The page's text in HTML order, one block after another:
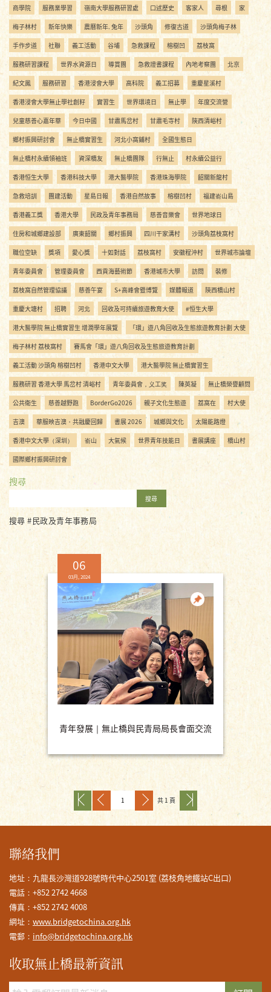
商學院 服務業學習 嶺南大學服務研習處 口述歷史 客家人 尋根 家
梅子林村 新年快樂 農曆新年. 兔年 沙頭角 修復古道 沙頭角梅子林
手作步道 社聯 義工活動 谷埔 急救課程 榕樹凹 荔枝窩
服務研習課程 世界水資源日 導賞團 急救證書課程 內地考察團 北京
紀文鳳 服務研習 香港浸會大學 高科院 義工招募 重慶星溪村
香港浸會大學無止學社創籽 實習生 世界環境日 無止學 年度交流營
兒童慈善心嘉年華 今日中國 甘肅馬岔村 甘肅毛寺村 陝西清峪村
鄉村振興研討會 無止橋實習生 河北小窩鋪村 全國生態日
無止橋村永續領袖班 資深橋友 無止橋團隊 行無止 村永續公益行
香港恒生大學 香港科技大學 港大醫學院 香港珠海學院 韶關新龍村
急救培訓 團建活動 星島日報 香港自然故事 榕樹凹村 福建嵛山島
香港義工獎 香港大學 民政及青年事務局 慈善音樂會 世界地球日
住房和城鄉建設部 廣東韶關 鄉村振興 四川干家溝村 沙頭角荔枝窩村
職位空缺 獎項 愛心獎 十如對話 荔枝窩村 安徽程沖村 世界城市論壇
青年委員會 管理委員會 西貢海藝術節 香港城市大學 訪問 裝修
荔枝窩自然管理協議 慈善午宴 S+高峰會暨博覽 媒體報道 陝西橋山村
重慶大塘村 招聘 河北 回收及可持續旅遊教育大使 #恒生大學
港大醫學院 無止橋實習生 增潤學年展覽 「環」遊八角回收及生態旅遊教育計劃 大使
梅子林村 荔枝窩村 賽馬會「環」遊八角回收及生態旅遊教育計劃
義工活動 沙頭角 榕樹凹村 香港中文大學 港大醫學院 無止橋實習生
服務研習 香港大學 馬岔村 清峪村 青年委員會，义工奖 陳英凝 無止橋榮譽顧問
公共衛生 慈善越野跑 BorderGo2026 親子文化生態遊 荔窩在 村大使
吉澳 華服映吉澳・共融慶回歸 書展 2026 城鄉與文化 太陽能路燈
香港中文大學（深圳） 嵛山 大氣候 世界青年技能日 書展講座 橋山村
國際鄉村振興研討會
搜尋
搜尋
搜尋 #民政及青年事務局
06
03月, 2024
青年發展｜無止橋與民青局局長會面交流
共 1 頁
聯絡我們
地址：九龍長沙灣道928號時代中心2501室 (荔枝角地鐵站C出口)
電話：+852 2742 4668
傳真：+852 2742 4008
網址： www.bridgetochina.org.hk
電郵： info@bridgetochina.org.hk
收取無止橋最新資訊